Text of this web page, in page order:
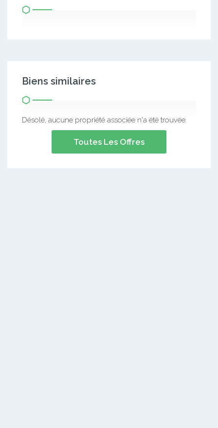
Biens similaires
Désolé, aucune propriété associée n'a été trouvée.
Toutes Les Offres